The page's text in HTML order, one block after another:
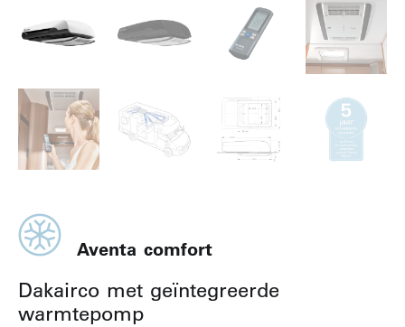
Aventa comfort
Dakairco met geïntegreerde
warmtepomp